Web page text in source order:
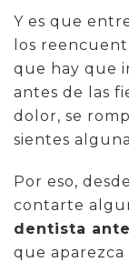
Y es que
los
que hay que
antes de las
dolor, se
sientes
Por eso, desde
contarte
dentista
que aparezca